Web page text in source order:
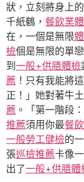
狀，立刻將身上的
千紙鶴， 餐飲業
在，一個是無限
檢個是無限的單戀
到 一般+供膳體檢
薦 ！只有我能將這
正！」她對著牛
薦 。「第一階段
推薦須用你最餐
一般勞工健檢的
張巡檢推薦卡像
出了一般+供膳體